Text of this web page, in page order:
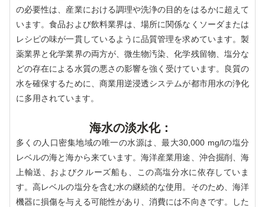
の必要性は、産業における調理や洗浄の目的をはるかに超えて
います。食品および飲料業界は、場所に関係なくソーダまたは
レシピの味が一貫しているように品質管理を求めています。製
薬業界と化学業界の両方が、微生物汚染、化学残留物、塩分な
どの存在による水質の悪さの影響を強く受けています。良質の
水を確保するために、商業用逆浸透システムが都市用水の浄化
に多用されています。
海水の淡水化：
多くの人口密集地域の唯一の水源は、最大30,000 mg/lの塩分
レベルの海と海から来ています。海洋産業用途、沖合掘削、海
上輸送、およびクルーズ船も、この高塩分水に依存していま
す。高レベルの塩分を含む水の継続的な使用。そのため、海洋
機器に損傷を与える可能性があり、消費には不向きです。した